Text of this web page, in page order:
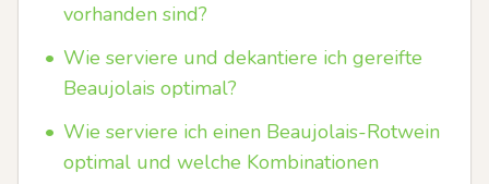
vorhanden sind?
• Wie serviere und dekantiere ich gereifte
Beaujolais optimal?
• Wie serviere ich einen Beaujolais-Rotwein
optimal und welche Kombinationen